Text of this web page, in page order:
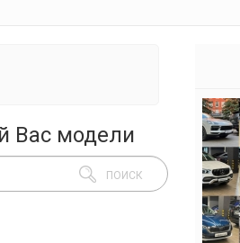
Вас модели